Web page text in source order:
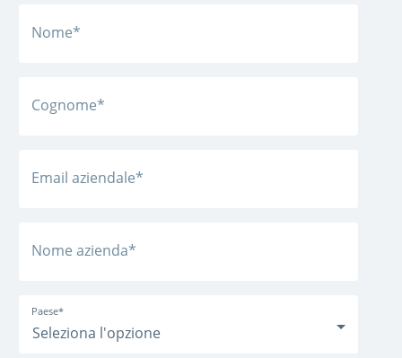
Nome*
Cognome*
Email aziendale*
Nome azienda*
Paese*